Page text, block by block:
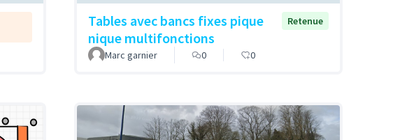
Tables avec bancs fixes pique
nique multifonctions
Retenue
Marc garnier 0 0